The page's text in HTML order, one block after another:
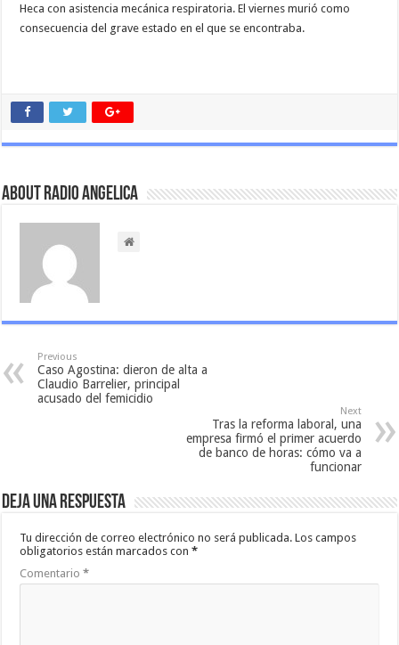
Heca con asistencia mecánica respiratoria. El viernes murió como
consecuencia del grave estado en el que se encontraba.
About Radio Angelica
Previous
Caso Agostina: dieron de alta a
Claudio Barrelier, principal
acusado del femicidio
Next
Tras la reforma laboral, una
empresa firmó el primer acuerdo
de banco de horas: cómo va a
funcionar
Deja una respuesta
Tu dirección de correo electrónico no será publicada. Los campos
obligatorios están marcados con*
Comentario*